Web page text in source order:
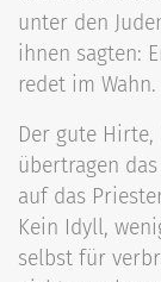
unter den
ihnen sagten:
redet im
Der gute
übertragen
auf das
Kein Idyll,
selbst für